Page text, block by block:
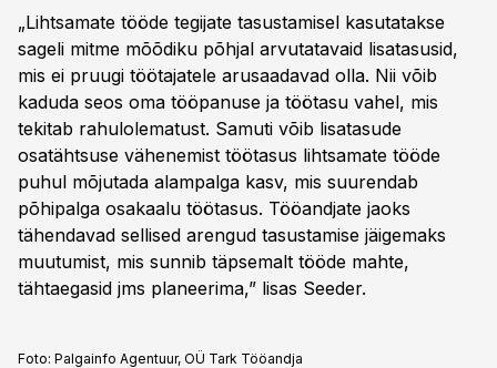
„Lihtsamate tööde tegijate tasustamisel kasutatakse
sageli mitme mõõdiku põhjal arvutatavaid lisatasusid,
mis ei pruugi töötajatele arusaadavad olla. Nii võib
kaduda seos oma tööpanuse ja töötasu vahel, mis
tekitab rahulolematust. Samuti võib lisatasude
osatähtsuse vähenemist töötasus lihtsamate tööde
puhul mõjutada alampalga kasv, mis suurendab
põhipalga osakaalu töötasus. Tööandjate jaoks
tähendavad sellised arengud tasustamise jäigemaks
muutumist, mis sunnib täpsemalt tööde mahte,
tähtaegasid jms planeerima,” lisas Seeder.
Foto: Palgainfo Agentuur, OÜ Tark Tööandja